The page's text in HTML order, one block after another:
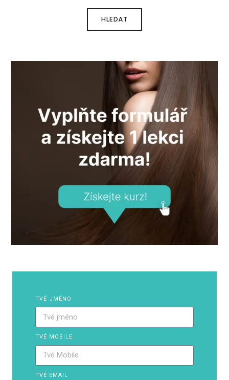
TVÉ JMÉNO
TVÉ MOBILE
TVÉ EMAIL